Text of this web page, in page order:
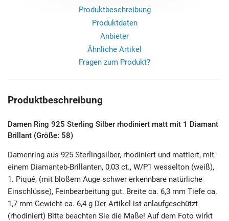
Produktbeschreibung
Produktdaten
Anbieter
Ähnliche Artikel
Fragen zum Produkt?
Produktbeschreibung
Damen Ring 925 Sterling Silber rhodiniert matt mit 1 Diamant
Brillant (Größe: 58)
Damenring aus 925 Sterlingsilber, rhodiniert und mattiert, mit
einem Diamanteb-Brillanten, 0,03 ct., W/P1 wesselton (weiß),
1. Piqué‚ (mit bloßem Auge schwer erkennbare natürliche
Einschlüsse), Feinbearbeitung gut. Breite ca. 6,3 mm Tiefe ca.
1,7 mm Gewicht ca. 6,4 g Der Artikel ist anlaufgeschützt
(rhodiniert) Bitte beachten Sie die Maße! Auf dem Foto wirkt